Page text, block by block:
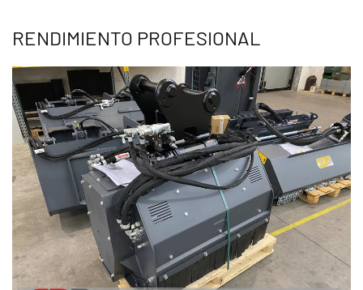
RENDIMIENTO PROFESIONAL
Ampliar